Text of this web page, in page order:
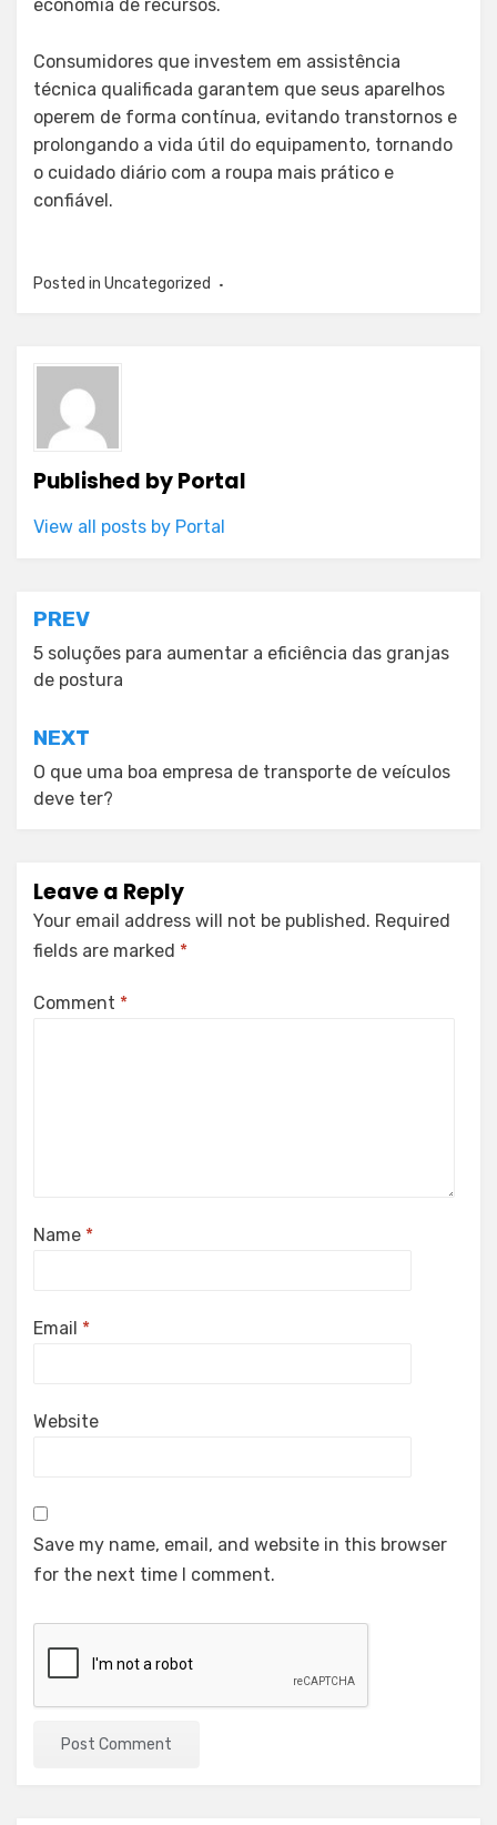
economia de recursos.
Consumidores que investem em assistência
técnica qualificada garantem que seus aparelhos
operem de forma contínua, evitando transtornos e
prolongando a vida útil do equipamento, tornando
o cuidado diário com a roupa mais prático e
confiável.
Posted in Uncategorized
Published byPortal
View all posts by Portal
Post
navigation
PREV
5 soluções para aumentar a eficiência das granjas
de postura
NEXT
O que uma boa empresa de transporte de veículos
deve ter?
Leave a Reply
Your email address will not be published. Required
fields are marked *
Comment *
Name *
Email *
Website
Save my name, email, and website in this browser
for the next time I comment.